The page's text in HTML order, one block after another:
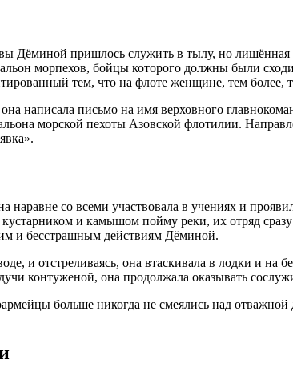
Дёминой пришлось служить в тылу, но лишённая
морпехов, бойцы которого должны были
тем, что на флоте женщине, тем более,
написала письмо на имя верховного
морской пехоты Азовской флотилии.
наравне со всеми участвовала в учениях и
и камышом пойму реки, их отряд
и бесстрашным действиям Дёминой.
и отстреливаясь, она втаскивала в лодки и
контуженой, она продолжала оказывать
больше никогда не смеялись над